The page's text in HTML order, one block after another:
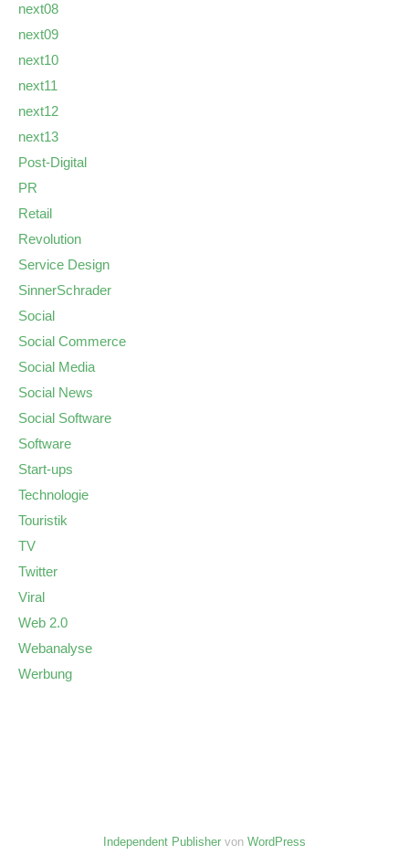
next08
next09
next10
next11
next12
next13
Post-Digital
PR
Retail
Revolution
Service Design
SinnerSchrader
Social
Social Commerce
Social Media
Social News
Social Software
Software
Start-ups
Technologie
Touristik
TV
Twitter
Viral
Web 2.0
Webanalyse
Werbung
Independent Publisher von WordPress